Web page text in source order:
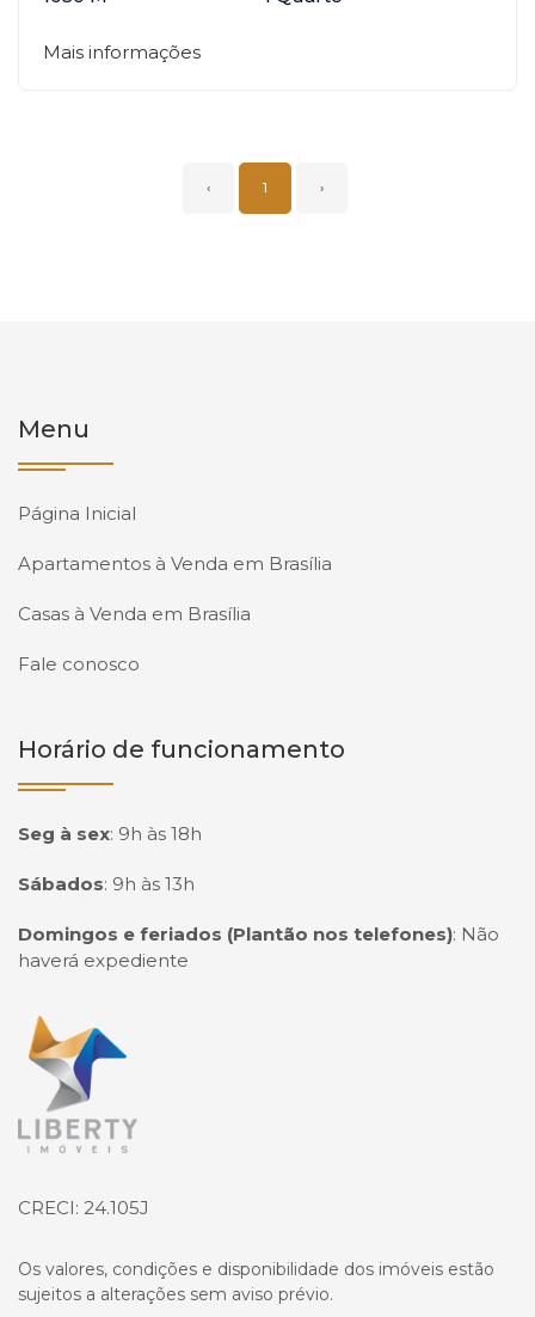
Mais informações
‹ 1 ›
Menu
Página Inicial
Apartamentos à Venda em Brasília
Casas à Venda em Brasília
Fale conosco
Horário de funcionamento
Seg à sex: 9h às 18h
Sábados: 9h às 13h
Domingos e feriados (Plantão nos telefones): Não
haverá expediente
Página inicial
CRECI: 24.105J
Os valores, condições e disponibilidade dos imóveis estão
sujeitos a alterações sem aviso prévio.